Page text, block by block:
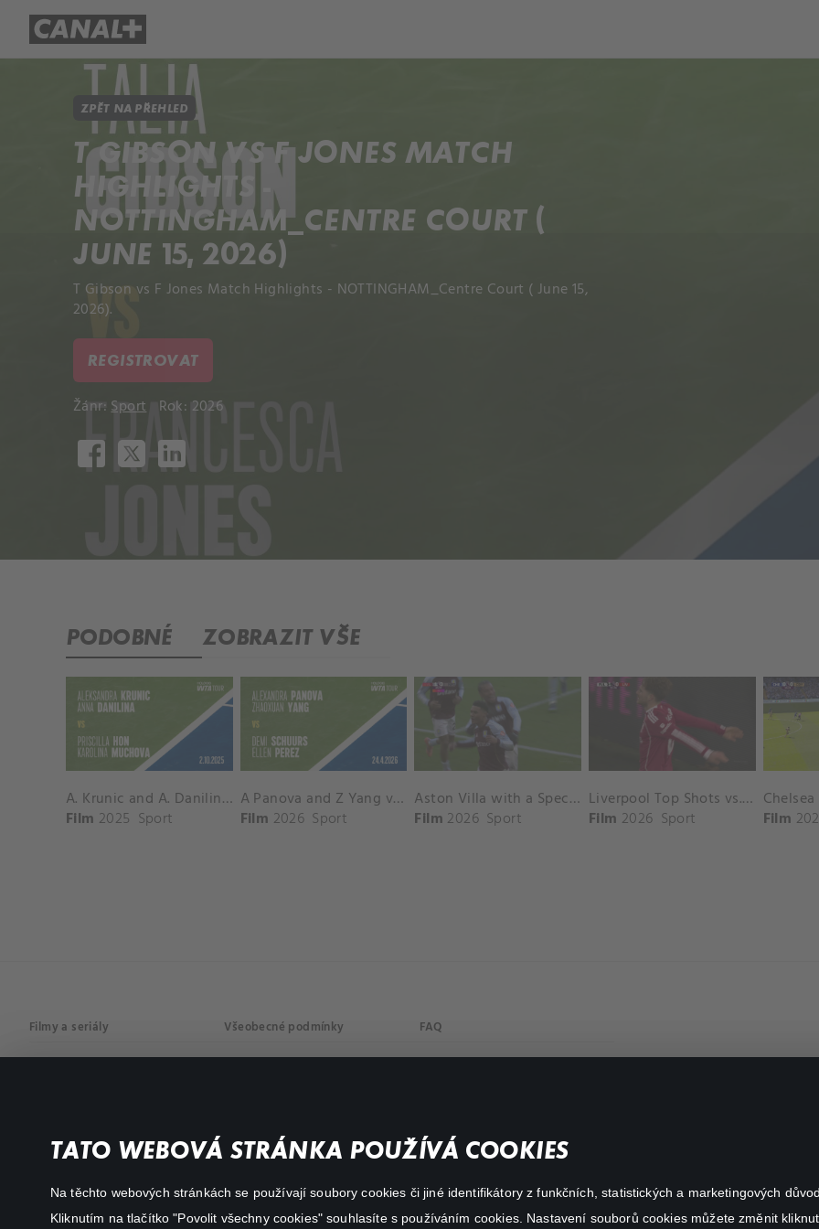
TATO WEBOVÁ STRÁNKA POUŽÍVÁ COOKIES
Na těchto webových stránkách se používají soubory cookies či jiné identifikátory z funkčních, statistických a marketingových
Kliknutím na tlačítko "Povolit všechny cookies" souhlasíte s používáním cookies. Nastavení souborů cookies můžete změnit
ZPĚT NA PŘEHLED
T GIBSON VS F JONES MATCH
HIGHLIGHTS -
NOTTINGHAM_CENTRE COURT (
JUNE 15, 2026)
T Gibson vs F Jones Match Highlights - NOTTINGHAM_Centre Court ( June 15,
2026).
REGISTROVAT
Žánr:Sport Rok: 2026
PODOBNÉ ZOBRAZIT VŠE
A. Krunic and A. Danilina vs. P. Hon and K. Muchova Match Highlights - BEIJING_Capital Group Diamond ( October 02, 2025)
Film 2025 Sport
A Panova and Z Yang vs D Schuurs and E Perez Match Highlights - MADRID_Court 8 ( April 24, 2026)
Film 2026 Sport
Aston Villa with a Spectacular Goal vs. Nottingham Forest
Film 2026 Sport
Liverpool Top Shots vs. Fulham
Film 2026 Sport
Film
Filmy a seriály
Akční
Všeobecné podmínky FAQ